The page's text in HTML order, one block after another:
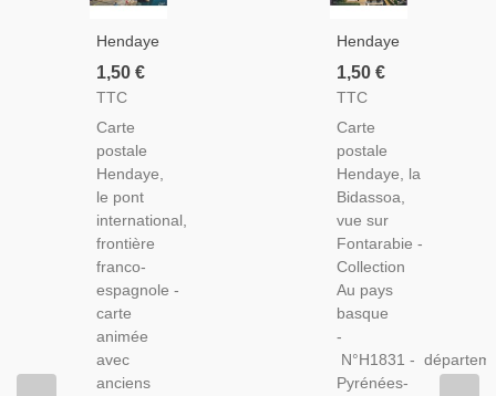
Hendaye,
Le Pont,
Frontière
Espagnole
- Carte
Postale
Département
Pyrénées-
Atlantiques
1,50 €
TTC
Carte
postale
Hendaye,
le pont
international,
frontière
franco-
espagnole -
carte
animée
avec
anciens
Hendaye,
La Plage
Et
- Carte
Postale
Département
Pyrénées-
Atlantiques
1,50 €
TTC
Carte
postale
Hendaye, la
Bidassoa,
vue sur
Fontarabie -
Collection
Au pays
basque
-
N°H1831 -
Pyrénées-